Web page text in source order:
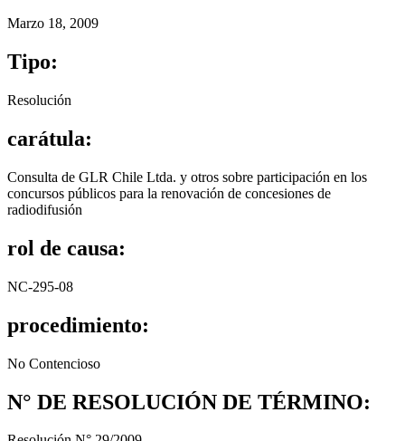
Marzo 18, 2009
Tipo:
Resolución
carátula:
Consulta de GLR Chile Ltda. y otros sobre participación en los
concursos públicos para la renovación de concesiones de
radiodifusión
rol de causa:
NC-295-08
procedimiento:
No Contencioso
N° DE RESOLUCIÓN DE TÉRMINO: